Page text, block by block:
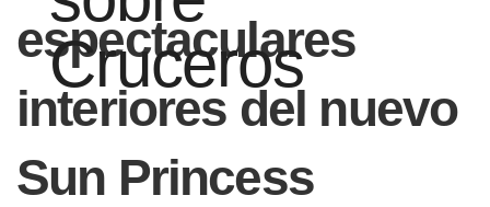
espectaculares
interiores del nuevo
Sun Princess